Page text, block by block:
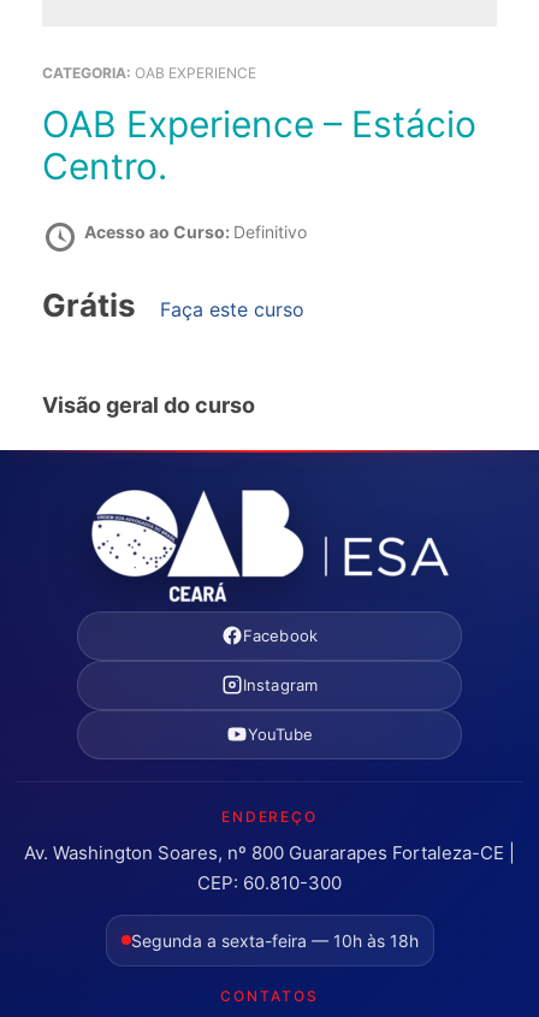
CATEGORIA: OAB EXPERIENCE
OAB Experience – Estácio
Centro.
Acesso ao Curso: Definitivo
Grátis Faça este curso
Visão geral do curso
Facebook
Instagram
YouTube
ENDEREÇO
Av. Washington Soares, nº 800 Guararapes Fortaleza-CE |
CEP: 60.810-300
Segunda a sexta-feira — 10h às 18h
CONTATOS